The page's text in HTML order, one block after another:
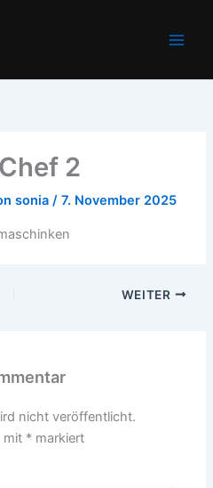
2
sonia/7. November 2025
WEITER
nicht veröffentlicht.
mit * markiert